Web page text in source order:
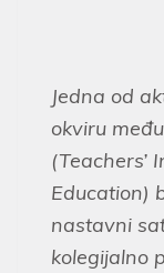
Jedna od
okviru
(Teachers’
Education)
nastavni
kolegijalno